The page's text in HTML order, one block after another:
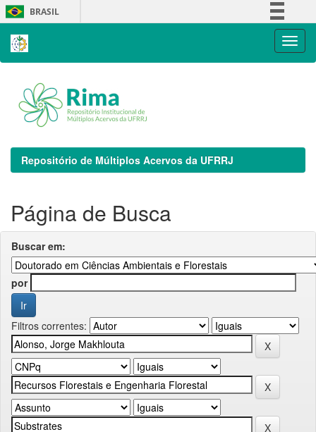
Skip
navigation
BRASIL
Repositório de Múltiplos Acervos da UFRRJ
Página de Busca
Buscar em:
por
Filtros correntes: